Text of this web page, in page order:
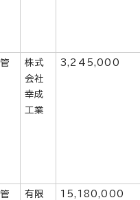
管
株式
会社
幸成
工業
3,245,000
管
有限
15,180,000